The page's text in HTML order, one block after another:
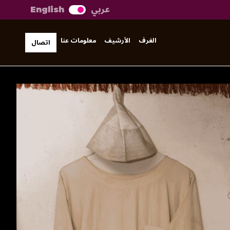
عربي English
الغرف الأرشيف معلومات عنا اتصال